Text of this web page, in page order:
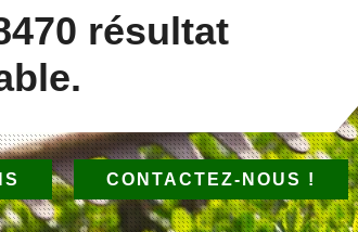
résultat
CONTACTEZ-NOUS !